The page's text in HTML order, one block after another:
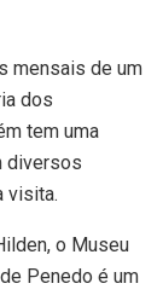
mensais de um
dos
tem uma
diversos
visita.
o Museu
Penedo é um